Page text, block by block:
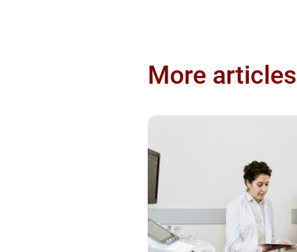
More articles